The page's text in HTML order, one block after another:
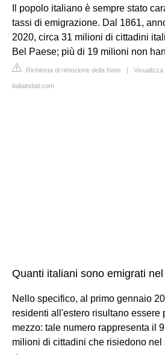
Il popolo italiano è sempre stato
tassi di emigrazione. Dal 1861,
2020, circa 31 milioni di cittadini
Bel Paese; più di 19 milioni non
Richiesta di rimozione della fonte | Visualizza
italiaindati.com
Quanti italiani sono emigrati
Nello specifico, al primo gennaio
residenti all'estero risultano essere
mezzo: tale numero rappresenta il
milioni di cittadini che risiedono nel